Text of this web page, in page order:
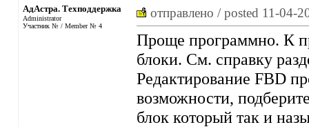
АдАстра. Техподдержка
Administrator
Участник № / Member № 4
отправлено / posted 11-04-
Проще программно. К
блоки. См. справку
Редактирование FBD
возможности,
блок который так и